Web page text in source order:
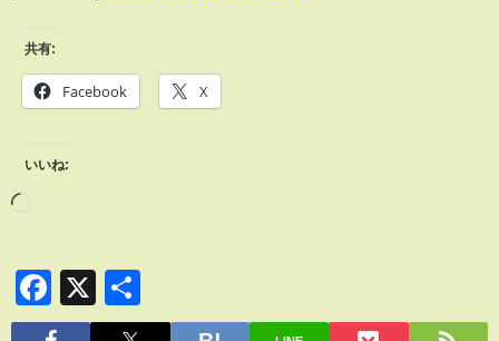
共有:
Facebook X
いいね:
Facebook
X
有